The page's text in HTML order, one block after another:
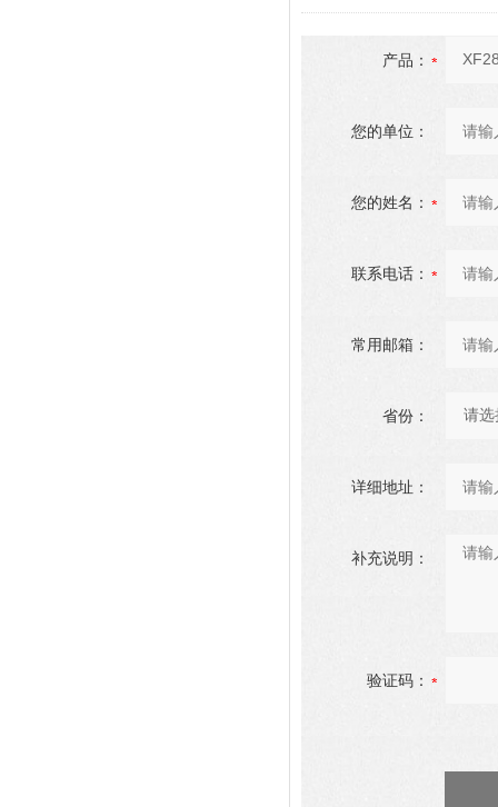
产品：
您的单位：
您的姓名：
联系电话：
常用邮箱：
省份：
详细地址：
补充说明：
验证码：